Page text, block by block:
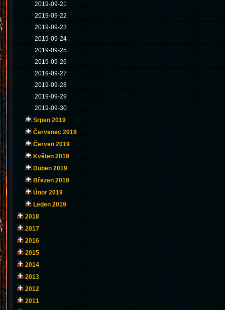
2019-09-21
2019-09-22
2019-09-23
2019-09-24
2019-09-25
2019-09-26
2019-09-27
2019-09-28
2019-09-29
2019-09-30
Srpen 2019
Červenec 2019
Červen 2019
Květen 2019
Duben 2019
Březen 2019
Únor 2019
Leden 2019
2018
2017
2016
2015
2014
2013
2012
2011